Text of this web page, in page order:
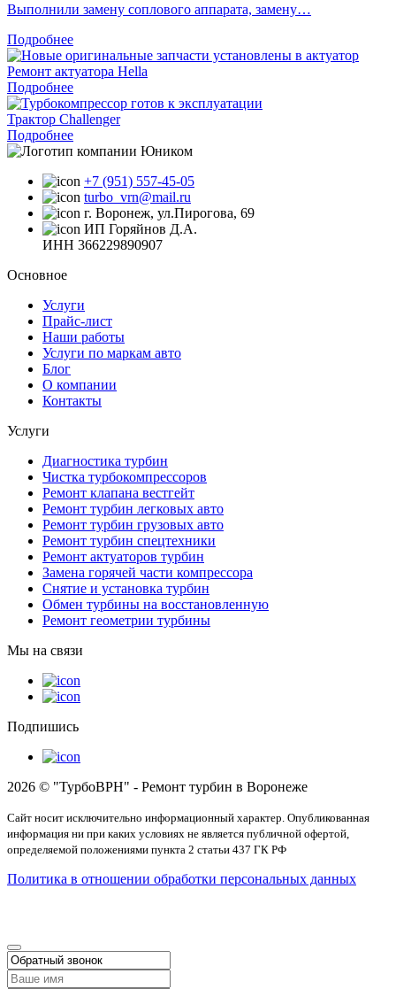
Выполнили замену соплового аппарата, замену…
Подробнее
Ремонт актуатора Hella
Подробнее
Трактор Challenger
Подробнее
+7 (951) 557-45-05
turbo_vrn@mail.ru
г. Воронеж, ул.Пирогова, 69
ИП Горяйнов Д.А.
ИНН 366229890907
Основное
Услуги
Прайс-лист
Наши работы
Услуги по маркам авто
Блог
О компании
Контакты
Услуги
Диагностика турбин
Чистка турбокомпрессоров
Ремонт клапана вестгейт
Ремонт турбин легковых авто
Ремонт турбин грузовых авто
Ремонт турбин спецтехники
Ремонт актуаторов турбин
Замена горячей части компрессора
Снятие и установка турбин
Обмен турбины на восстановленную
Ремонт геометрии турбины
Мы на связи
Подпишись
2026 © "ТурбоВРН" - Ремонт турбин в Воронеже
Сайт носит исключительно информационный характер. Опубликованная
информация ни при каких условиях не является публичной офертой,
определяемой положениями пункта 2 статьи 437 ГК РФ
Политика в отношении обработки персональных данных